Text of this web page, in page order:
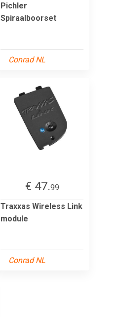
Pichler
Spiraalboorset
Conrad NL
€ 47.99
Traxxas Wireless Link
module
Conrad NL